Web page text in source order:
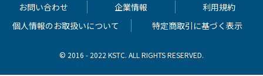
お問い合わせ 企業情報
利用規約
個人情報のお取扱いについて
特定商取引に基づく表示
© 2016 - 2022 KSTC. ALL RIGHTS RESERVED.